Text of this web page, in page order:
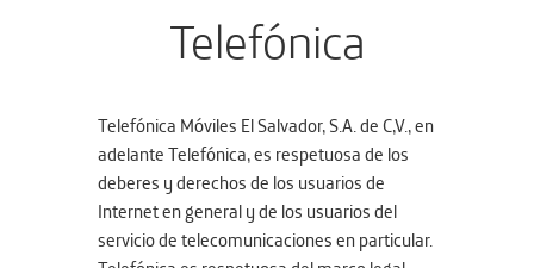
Telefónica
Telefónica Móviles El Salvador, S.A. de C,V., en
adelante Telefónica, es respetuosa de los
deberes y derechos de los usuarios de
Internet en general y de los usuarios del
servicio de telecomunicaciones en particular.